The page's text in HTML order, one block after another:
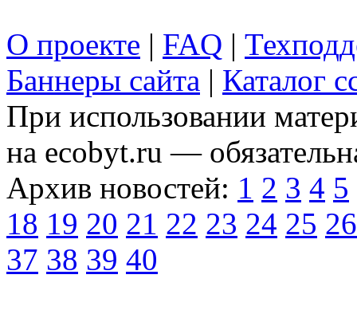
О проекте | FAQ |
Баннеры сайта | Каталог
При использовании
на ecobyt.ru —
Архив новостей: 1 2 3 4 5
18 19 20 21 22 23 24 25 26
37 38 39 40